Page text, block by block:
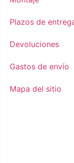
Plazos de
Devoluciones
Gastos de envío
Mapa del sitio